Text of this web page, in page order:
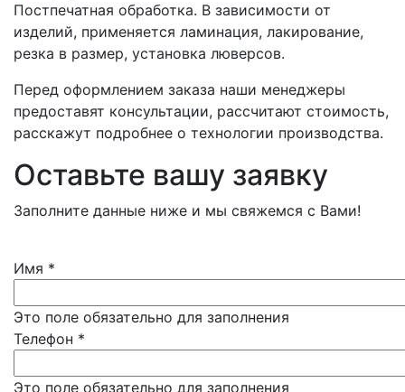
Постпечатная обработка. В зависимости от
изделий, применяется ламинация, лакирование,
резка в размер, установка люверсов.
Перед оформлением заказа наши менеджеры
предоставят консультации, рассчитают стоимость,
расскажут подробнее о технологии производства.
Оставьте вашу заявку
Заполните данные ниже и мы свяжемся с Вами!
Имя *
Это поле обязательно для заполнения
Телефон *
Это поле обязательно для заполнения